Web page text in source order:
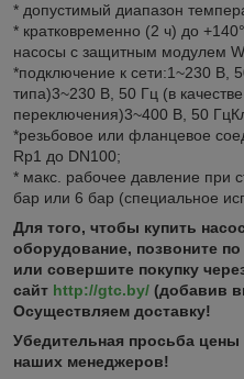
* допустимый диапазон
* кратковременно (2 ч) до
насосы с защитным модулем
*подключение к сети:1~230 В,
типа)3~230 В, 50 Гц (в
переключения)3~400 В, 50
*резьбовое или фланцевое
Rp1 до DN100;
* макс. рабочее давление при
бар или 6 бар (специальное
Для того, чтобы купить
оборудование, позвоните
или совершите покупку
сайт http://gtc.by/ (добавив
Осуществляем доставку!
Убедительная просьба цены
наших менеджеров!